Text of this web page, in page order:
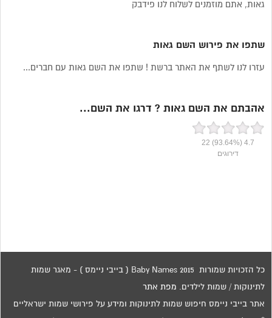
גאות, אתם מוזמנים לשלוח לנו פידבק
שתפו את פירוש השם גאות
עזרו לנו לשתף את האתר ברשת ! שתפו את השם גאות עם חברים...
אהבתם את השם גאות ? דרגו את השם...
4.7
(93.64%)
22
דירוגים
כל הזכויות שמורות 2015 Baby Names ( בייבי ניימס ) - מאגר שמות
לתינוקות / שמות לילדים. מפת אתר
אתר בייבי ניימס חיפוש שמות לתינוקות ומידע על פירושי שמות ישראליים